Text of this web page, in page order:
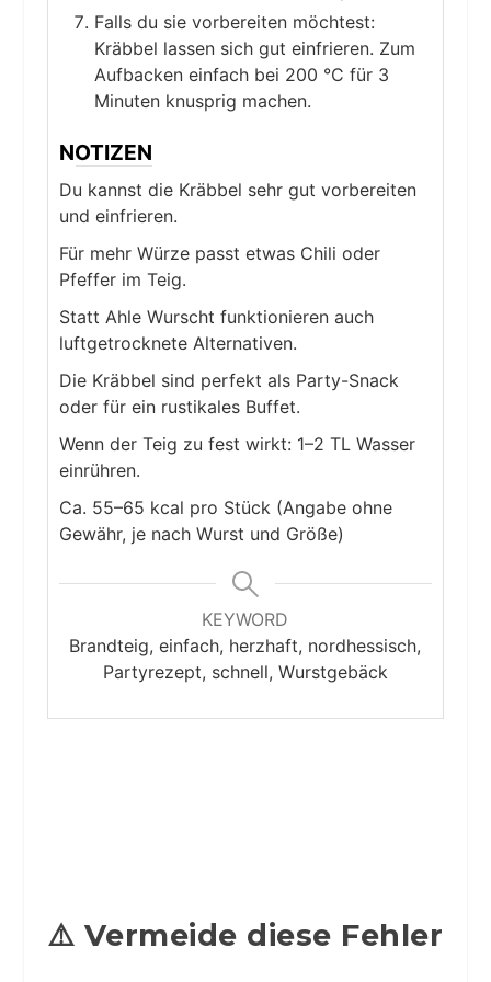
Falls du sie vorbereiten möchtest:
Kräbbel lassen sich gut einfrieren. Zum
Aufbacken einfach bei 200 °C für 3
Minuten knusprig machen.
NOTIZEN
Du kannst die Kräbbel sehr gut vorbereiten
und einfrieren.
Für mehr Würze passt etwas Chili oder
Pfeffer im Teig.
Statt Ahle Wurscht funktionieren auch
luftgetrocknete Alternativen.
Die Kräbbel sind perfekt als Party-Snack
oder für ein rustikales Buffet.
Wenn der Teig zu fest wirkt: 1–2 TL Wasser
einrühren.
Ca. 55–65 kcal pro Stück (Angabe ohne
Gewähr, je nach Wurst und Größe)
KEYWORD
Brandteig, einfach, herzhaft, nordhessisch,
Partyrezept, schnell, Wurstgebäck
⚠️ Vermeide diese Fehler